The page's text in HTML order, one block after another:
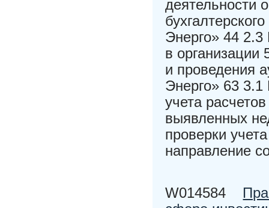
деятельности
Энерго» 44 2.3
в организации
и проведения
Энерго» 63 3.1
учета
выявленных
проверки
направление
W014584